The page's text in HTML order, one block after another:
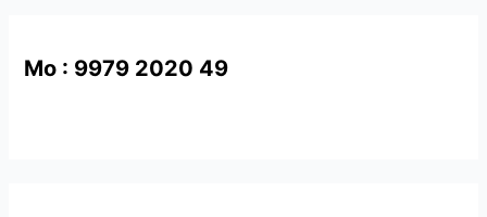
Mo : 9979 2020 49